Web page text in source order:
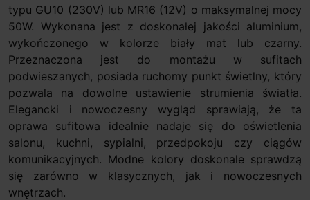
typu GU10 (230V) lub MR16 (12V) o maksymalnej mocy
50W. Wykonana jest z doskonałej jakości aluminium,
wykończonego w kolorze biały mat lub czarny.
Przeznaczona jest do montażu w sufitach
podwieszanych, posiada ruchomy punkt świetlny, który
pozwala na dowolne ustawienie strumienia światła.
Elegancki i nowoczesny wygląd sprawiają, że ta
oprawa sufitowa idealnie nadaje się do oświetlenia
salonu, kuchni, sypialni, przedpokoju czy ciągów
komunikacyjnych. Modne kolory doskonale sprawdzą
się zarówno w klasycznych, jak i nowoczesnych
wnętrzach.